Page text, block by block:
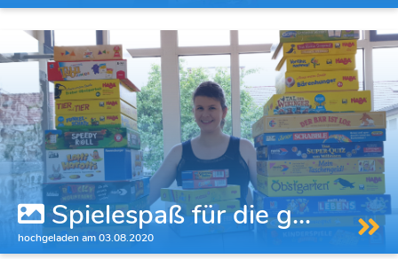
Spielespaß für die g...
hochgeladen am 03.08.2020